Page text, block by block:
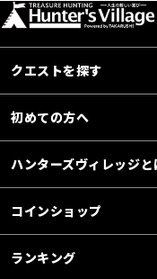
クエストを探す
初めての方へ
ハンターズヴィレッジと
コインショップ
ランキング